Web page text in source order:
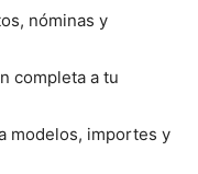
nóminas y
completa a tu
modelos, importes y